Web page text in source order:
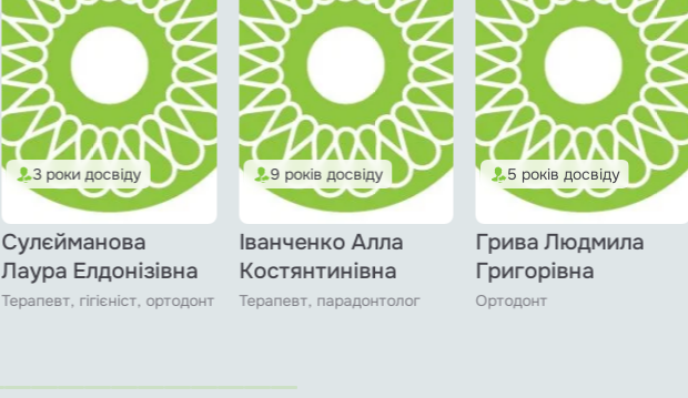
3 роки досвіду
Сулєйманова
Лаура Елдонізівна
Терапевт, гігієніст, ортодонт
9 років досвіду
Іванченко Алла
Костянтинівна
Терапевт, парадонтолог
5 років досвіду
Грива Людмила
Григорівна
Ортодонт